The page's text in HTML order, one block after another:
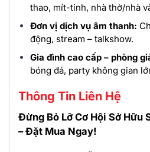
thao, mít-tinh, nhà thờ/nhà
Đơn vị dịch vụ âm thanh:
động, stream – talkshow.
Gia đình cao cấp – phòng
bóng đá, party không gian
Thông Tin Liên Hệ
Đừng Bỏ Lỡ Cơ Hội Sở Hữu
– Đặt Mua Ngay!